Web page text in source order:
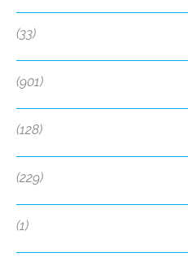
(33)
(901)
(128)
(229)
(1)